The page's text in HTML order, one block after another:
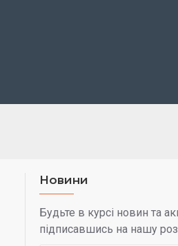
Новини
Будьте в курсі новин та
підписавшись на нашу